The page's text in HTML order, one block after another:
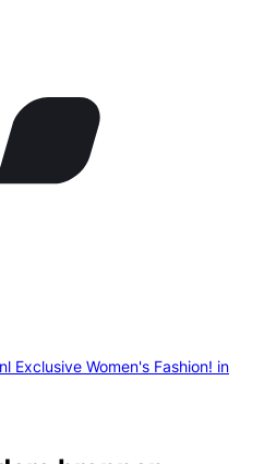
Exclusive Women's Fashion! in